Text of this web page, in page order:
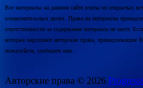
Все материалы на данном сайте взяты из открытых
ознакомительных целях. Права на материалы
ответственности за содержание материала не несет.
которые нарушают авторские права, принадлежащие
пожалуйста, сообщите нам.
Авторские права © 2026